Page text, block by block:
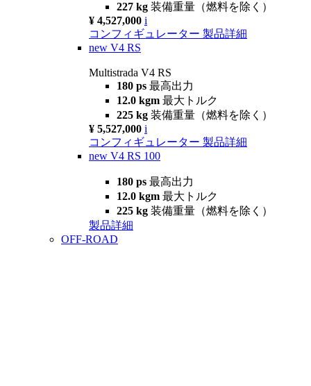
227 kg 装備重量（燃料を除く）
¥ 4,527,000 i
コンフィギュレーター 製品詳細
new V4 RS
Multistrada V4 RS
180 ps 最高出力
12.0 kgm 最大トルク
225 kg 装備重量（燃料を除く）
¥ 5,527,000 i
コンフィギュレーター 製品詳細
new V4 RS 100
180 ps 最高出力
12.0 kgm 最大トルク
225 kg 装備重量（燃料を除く）
製品詳細
OFF-ROAD